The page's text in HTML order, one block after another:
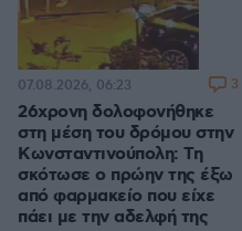
26χρονη δολοφονήθηκε
στη μέση του δρόμου στην
Κωνσταντινούπολη: Τη
σκότωσε ο πρώην της έξω
από φαρμακείο που είχε
πάει με την αδελφή της
07.08.2026, 06:23 3